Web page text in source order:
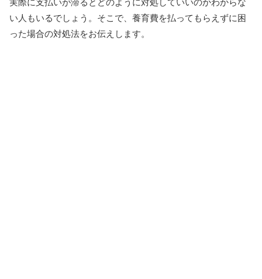
い人もいるでしょう。そこで、養育費を払ってもらえずに困
った場合の対処法をお伝えします。